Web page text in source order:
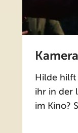
Hilde hilft
ihr in der
im Kino?